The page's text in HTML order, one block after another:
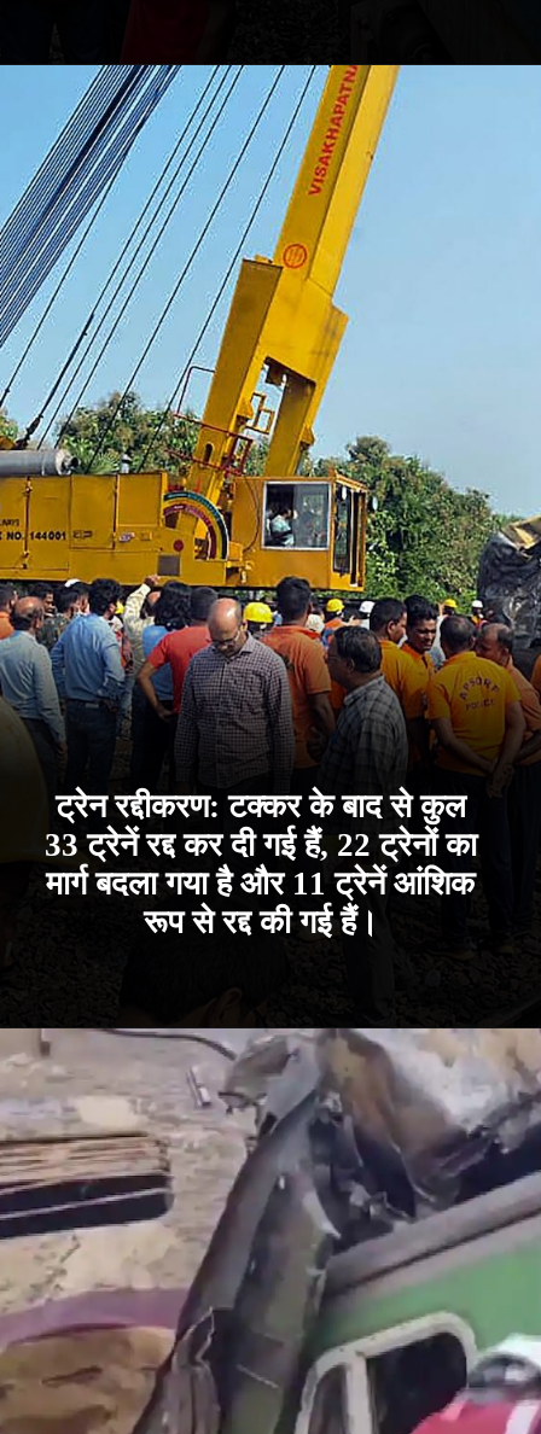
ट्रेन रद्दीकरण: टक्कर के बाद से कुल
33 ट्रेनें रद्द कर दी गई हैं, 22 ट्रेनों का
मार्ग बदला गया है और 11 ट्रेनें आंशिक
रूप से रद्द की गई हैं।